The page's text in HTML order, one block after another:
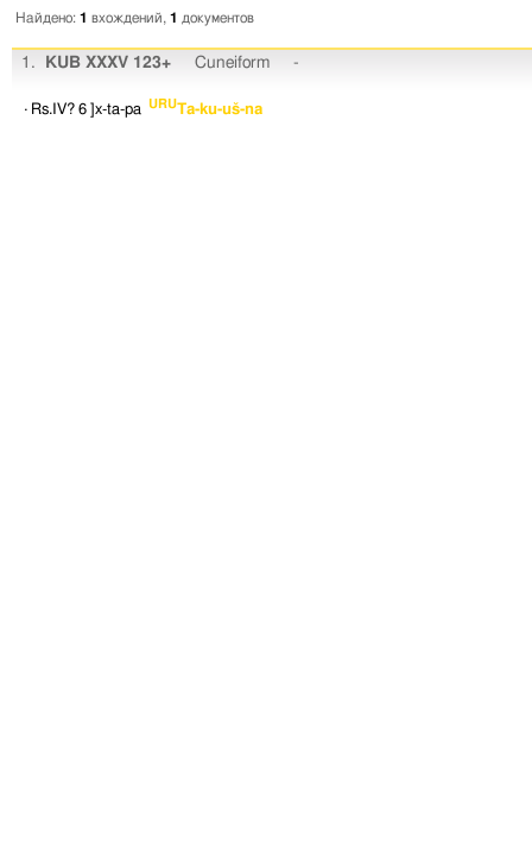
Найдено: 1 вхождений, 1 документов
1. KUB XXXV 123+ Cuneiform -
· Rs.IV? 6 ]x-ta-pa URUTa-ku-uš-na